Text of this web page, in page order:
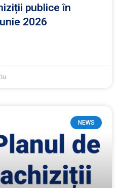
publice în
2026
NEWS